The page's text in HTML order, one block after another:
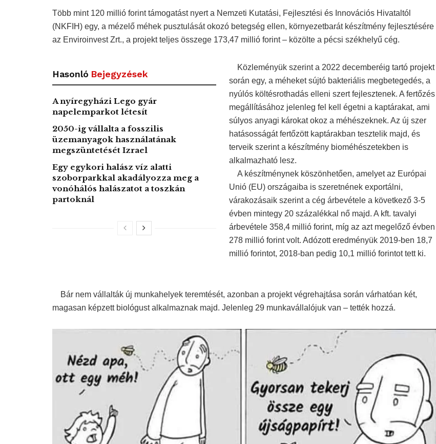
Több mint 120 millió forint támogatást nyert a Nemzeti Kutatási, Fejlesztési és Innovációs Hivataltól
(NKFIH) egy, a mézelő méhek pusztulását okozó betegség ellen, környezetbarát készítmény fejlesztésére
az Enviroinvest Zrt., a projekt teljes összege 173,47 millió forint – közölte a pécsi székhelyű cég.
Hasonló Bejegyzések
A nyíregyházi Lego gyár
napelemparkot létesít
2050-ig vállalta a fosszilis
üzemanyagok használatának
megszüntetését Izrael
Egy egykori halász víz alatti
szoborparkkal akadályozza meg a
vonóhálós halászatot a toszkán
partoknál
Közleményük szerint a 2022 decemberéig tartó projekt
során egy, a méheket sújtó bakteriális megbetegedés, a
nyúlós költésrothadás elleni szert fejlesztenek. A fertőzés
megállításához jelenleg fel kell égetni a kaptárakat, ami
súlyos anyagi károkat okoz a méhészeknek. Az új szer
hatásosságát fertőzött kaptárakban tesztelik majd, és
terveik szerint a készítmény bioméhészetekben is
alkalmazható lesz.
A készítménynek köszönhetően, amelyet az Európai
Unió (EU) országaiba is szeretnének exportálni,
várakozásaik szerint a cég árbevétele a következő 3-5
évben mintegy 20 százalékkal nő majd. A kft. tavalyi
árbevétele 358,4 millió forint, míg az azt megelőző évben
278 millió forint volt. Adózott eredményük 2019-ben 18,7
millió forintot, 2018-ban pedig 10,1 millió forintot tett ki.
Bár nem vállalták új munkahelyek teremtését, azonban a projekt végrehajtása során várhatóan két,
magasan képzett biológust alkalmaznak majd. Jelenleg 29 munkavállalójuk van – tették hozzá.